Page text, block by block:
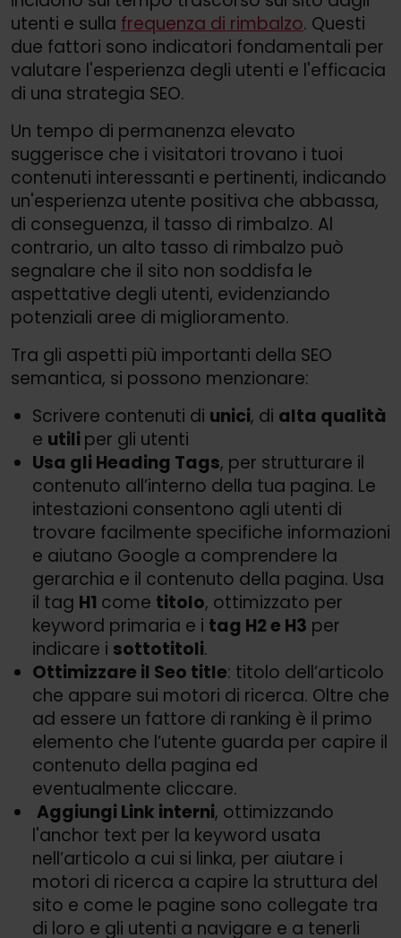
utenti e sulla frequenza di rimbalzo. Questi
due fattori sono indicatori fondamentali per
valutare l'esperienza degli utenti e l'efficacia
di una strategia SEO.
Un tempo di permanenza elevato
suggerisce che i visitatori trovano i tuoi
contenuti interessanti e pertinenti, indicando
un'esperienza utente positiva che abbassa,
di conseguenza, il tasso di rimbalzo. Al
contrario, un alto tasso di rimbalzo può
segnalare che il sito non soddisfa le
aspettative degli utenti, evidenziando
potenziali aree di miglioramento.
Tra gli aspetti più importanti della SEO
semantica, si possono menzionare:
Scrivere contenuti di unici, di alta qualità
e utili per gli utenti
Usa gli Heading Tags, per strutturare il
contenuto all’interno della tua pagina. Le
intestazioni consentono agli utenti di
trovare facilmente specifiche informazioni
e aiutano Google a comprendere la
gerarchia e il contenuto della pagina. Usa
il tag H1 come titolo, ottimizzato per
keyword primaria e i tag H2 e H3 per
indicare i sottotitoli.
Ottimizzare il Seo title: titolo dell’articolo
che appare sui motori di ricerca. Oltre che
ad essere un fattore di ranking è il primo
elemento che l’utente guarda per capire il
contenuto della pagina ed
eventualmente cliccare.
Aggiungi Link interni, ottimizzando
l'anchor text per la keyword usata
nell’articolo a cui si linka, per aiutare i
motori di ricerca a capire la struttura del
sito e come le pagine sono collegate tra
di loro e gli utenti a navigare e a tenerli